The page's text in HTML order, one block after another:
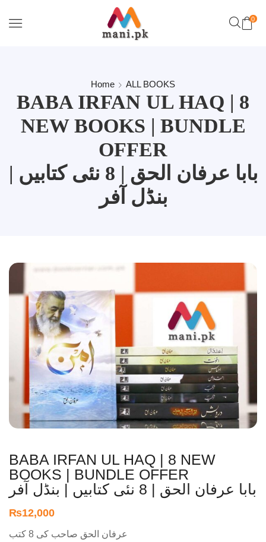
0
Home ALL BOOKS
BABA IRFAN UL HAQ | 8
NEW BOOKS | BUNDLE
OFFER
بابا عرفان الحق | 8 نئی کتابیں |
بنڈل آفر
BABA IRFAN UL HAQ | 8 NEW
BOOKS | BUNDLE OFFER
بابا عرفان الحق | 8 نئی کتابیں | بنڈل آفر
₨12,000
عرفان الحق صاحب کی 8 کتب